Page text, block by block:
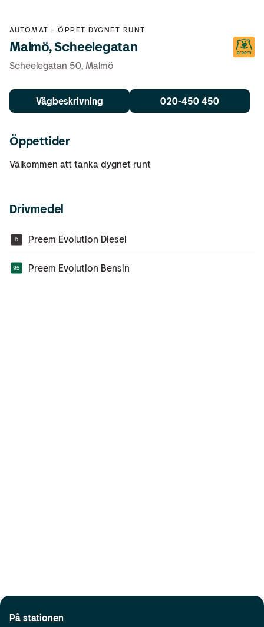
AUTOMAT -ÖPPET DYGNET RUNT
Malmö, Scheelegatan
Scheelegatan 50, Malmö
Vägbeskrivning 020-450 450
Öppettider
Välkommen att tanka dygnet runt
Drivmedel
Preem Evolution Diesel
Preem Evolution Bensin
På stationen